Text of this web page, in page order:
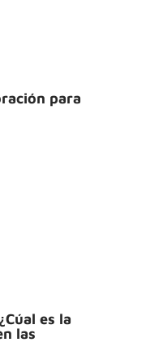
para
es la
las